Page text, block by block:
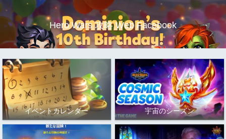
Hero Wars 攻略 Web Facebook
イベントカレンダー 宇宙のシーズン